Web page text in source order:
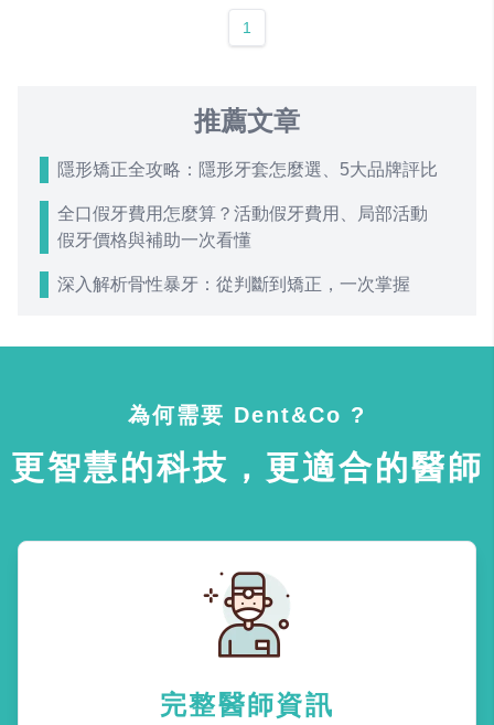
1
推薦文章
隱形矯正全攻略：隱形牙套怎麼選、5大品牌評比
全口假牙費用怎麼算？活動假牙費用、局部活動
假牙價格與補助一次看懂
深入解析骨性暴牙：從判斷到矯正，一次掌握
為何需要 Dent&Co ?
更智慧的科技，更適合的醫師
完整醫師資訊